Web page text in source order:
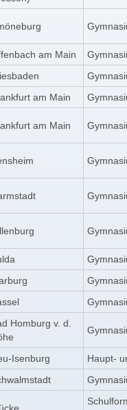
am Main
am Main
am Main
Homburg v. d.
Isenburg Haupt-